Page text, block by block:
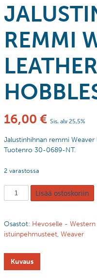
REMMI
16,00 € Sis. alv 25,5%
Jalustinhihnan remmi
Tuotenro 30-0689-NT.
2 varastossa
Lisää ostoskoriin
Osastot: Hevoselle -
istuinpehmusteet, Weaver
Kuvaus